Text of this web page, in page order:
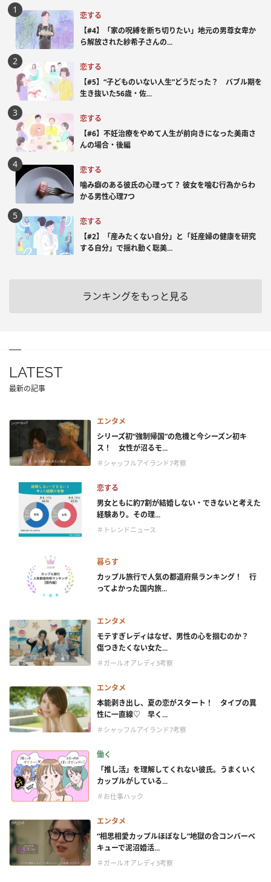
恋する
【#4】「家の呪縛を断ち切りたい」地元の男尊女卑か
ら解放された紗希子さんの...
恋する
【#5】“子どものいない人生”どうだった？ バブル期を
生き抜いた56歳・佐...
恋する
【#6】不妊治療をやめて人生が前向きになった美南さ
んの場合・後編
恋する
噛み癖のある彼氏の心理って？ 彼女を噛む行為からわ
かる男性心理7つ
恋する
【#2】「産みたくない自分」と「妊産婦の健康を研究
する自分」で揺れ動く聡美...
ランキングをもっと見る
LATEST
最新の記事
エンタメ
シリーズ初“強制帰国”の危機と今シーズン初キ
ス！ 女性が沼るモ...
＃シャッフルアイランド7考察
恋する
男女ともに約7割が結婚しない・できないと考えた
経験あり。その理...
＃トレンドニュース
暮らす
カップル旅行で人気の都道府県ランキング！ 行
ってよかった国内旅...
エンタメ
モテすぎレディはなぜ、男性の心を掴むのか？
傷つきたくない女た...
＃ガールオアレディ3考察
エンタメ
本能剥き出し、夏の恋がスタート！ タイプの異
性に一直線♡ 早く...
＃シャッフルアイランド7考察
働く
「推し活」を理解してくれない彼氏。うまくいく
カップルがしている...
＃お仕事ハック
エンタメ
“相思相愛カップルほぼなし”地獄の合コンバーベ
キューで泥沼婚活...
＃ガールオアレディ3考察